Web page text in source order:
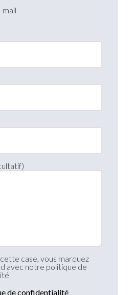
mail
case, vous marquez
avec notre politique de
de confidentialité